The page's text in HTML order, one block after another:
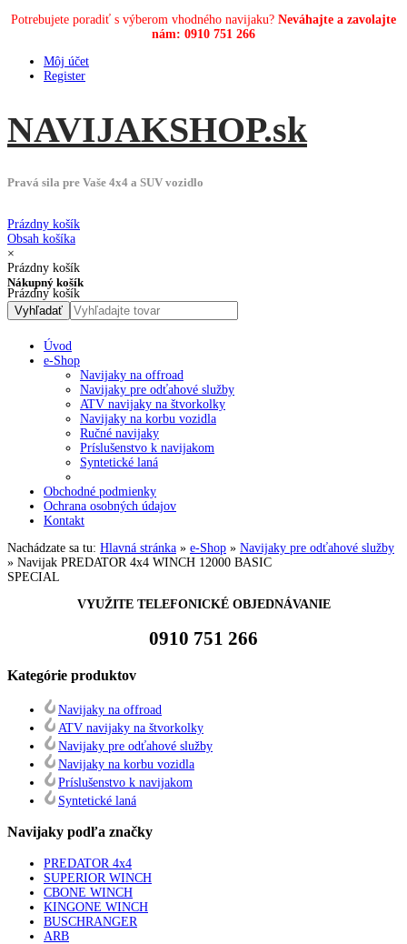
Potrebujete poradiť s výberom vhodného navijaku? Neváhajte a zavolajte
nám: 0910 751 266
Môj účet
Register
NAVIJAKSHOP.sk
Pravá sila pre Vaše 4x4 a SUV vozidlo
Prázdny košík
Obsah košíka
×
Prázdny košík
Nákupný košík
Prázdny košík
Úvod
e-Shop
Navijaky na offroad
Navijaky pre odťahové služby
ATV navijaky na štvorkolky
Navijaky na korbu vozidla
Ručné navijaky
Príslušenstvo k navijakom
Syntetické laná
Obchodné podmienky
Ochrana osobných údajov
Kontakt
Nachádzate sa tu: Hlavná stránka » e-Shop » Navijaky pre odťahové služby
» Navijak PREDATOR 4x4 WINCH 12000 BASIC
SPECIAL
VYUŽITE TELEFONICKÉ OBJEDNÁVANIE
0910 751 266
Kategórie produktov
Navijaky na offroad
ATV navijaky na štvorkolky
Navijaky pre odťahové služby
Navijaky na korbu vozidla
Príslušenstvo k navijakom
Syntetické laná
Navijaky podľa značky
PREDATOR 4x4
SUPERIOR WINCH
CBONE WINCH
KINGONE WINCH
BUSCHRANGER
ARB